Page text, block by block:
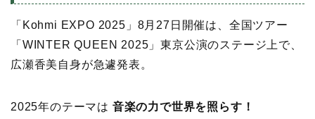
「Kohmi EXPO 2025」8月27日開催は、全国ツアー
「WINTER QUEEN 2025」東京公演のステージ上で、
広瀬香美自身が急遽発表。
2025年のテーマは 音楽の力で世界を照らす！